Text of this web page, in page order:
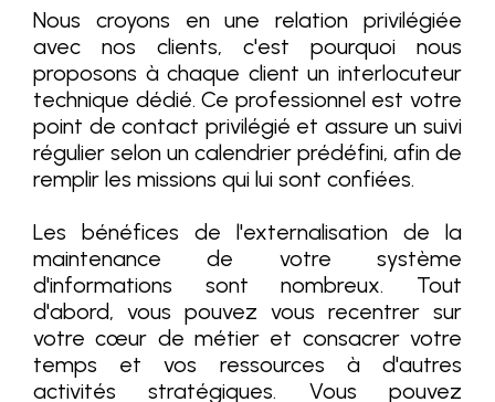
Nous croyons en une relation privilégiée
avec nos clients, c'est pourquoi nous
proposons à chaque client un interlocuteur
technique dédié. Ce professionnel est votre
point de contact privilégié et assure un suivi
régulier selon un calendrier prédéfini, afin de
remplir les missions qui lui sont confiées.
Les bénéfices de l'externalisation de la
maintenance de votre système
d'informations sont nombreux. Tout
d'abord, vous pouvez vous recentrer sur
votre cœur de métier et consacrer votre
temps et vos ressources à d'autres
activités stratégiques. Vous pouvez